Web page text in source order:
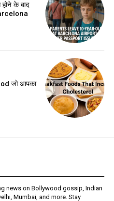
होने के बाद
जो आपका
news on Bollywood gossip, Indian
Mumbai, and more. Stay